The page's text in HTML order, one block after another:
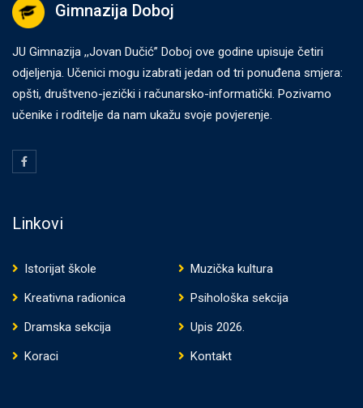
Gimnazija Doboj
JU Gimnazija ,,Jovan Dučić” Doboj ove godine upisuje četiri
odjeljenja. Učenici mogu izabrati jedan od tri ponuđena smjera:
opšti, društveno-jezički i računarsko-informatički. Pozivamo
učenike i roditelje da nam ukažu svoje povjerenje.
Linkovi
Istorijat škole
Muzička kultura
Kreativna radionica
Psihološka sekcija
Dramska sekcija
Upis 2026.
Koraci
Kontakt